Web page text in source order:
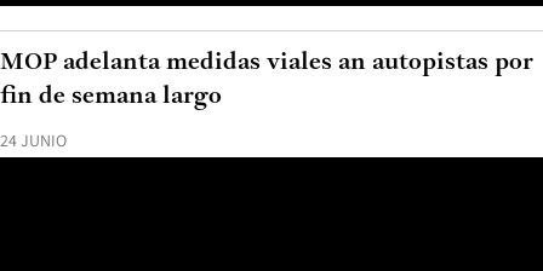
24 JUNIO
MOP adelanta medidas viales an autopistas por
fin de semana largo